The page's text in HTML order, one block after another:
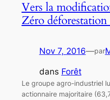
Vers la
Zéro
Nov 7, 2016—par
dans Forêt
Le groupe agro-industriel
actionnaire majoritaire